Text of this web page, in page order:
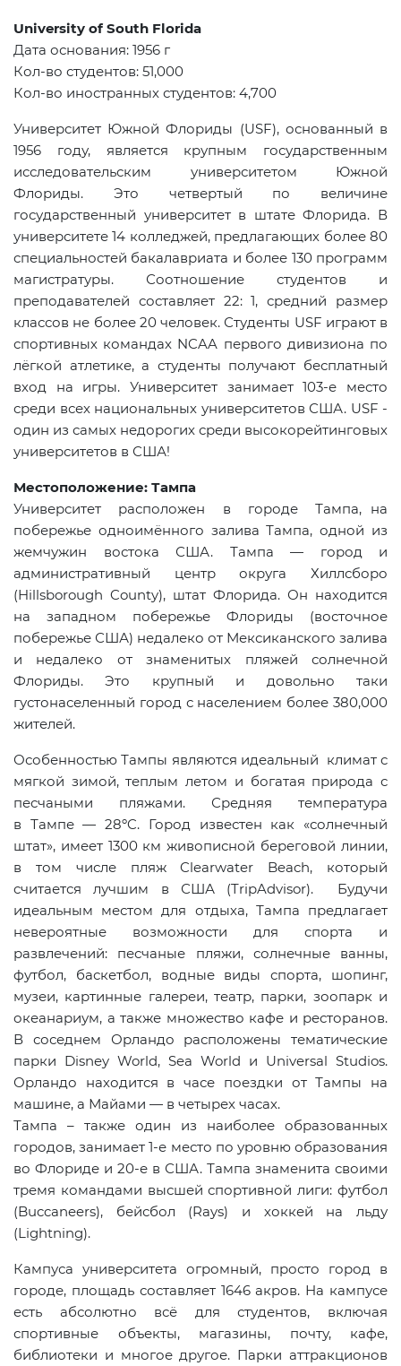
University of South Florida
Дата основания: 1956 г
Кол-во студентов: 51,000
Кол-во иностранных студентов: 4,700
Университет Южной Флориды (USF), основанный в
1956 году, является крупным государственным
исследовательским университетом Южной
Флориды. Это четвертый по величине
государственный университет в штате Флорида. В
университете 14 колледжей, предлагающих более 80
специальностей бакалавриата и более 130 программ
магистратуры. Соотношение студентов и
преподавателей составляет 22: 1, средний размер
классов не более 20 человек. Студенты USF играют в
спортивных командах NCAA первого дивизиона по
лёгкой атлетике, а студенты получают бесплатный
вход на игры. Университет занимает 103-е место
среди всех национальных университетов США. USF -
один из самых недорогих среди высокорейтинговых
университетов в США!
Местоположение: Тампа
Университет расположен в городе Тампа, на
побережье одноимённого залива Тампа, одной из
жемчужин востока США. Тампа — город и
административный центр округа Хиллсборо
(Hillsborough County), штат Флорида. Он находится
на западном побережье Флориды (восточное
побережье США) недалеко от Мексиканского залива
и недалеко от знаменитых пляжей солнечной
Флориды. Это крупный и довольно таки
густонаселенный город с населением более 380,000
жителей.
Особенностью Тампы являются идеальный климат с
мягкой зимой, теплым летом и богатая природа с
песчаными пляжами. Средняя температура
в Тампе — 28ºC. Город известен как «солнечный
штат», имеет 1300 км живописной береговой линии,
в том числе пляж Clearwater Beach, который
считается лучшим в США (TripAdvisor). Будучи
идеальным местом для отдыха, Тампа предлагает
невероятные возможности для спорта и
развлечений: песчаные пляжи, солнечные ванны,
футбол, баскетбол, водные виды спорта, шопинг,
музеи, картинные галереи, театр, парки, зоопарк и
океанариум, а также множество кафе и ресторанов.
В соседнем Орландо расположены тематические
парки Disney World, Sea World и Universal Studios.
Орландо находится в часе поездки от Тампы на
машине, а Майами — в четырех часах.
Тампа – также один из наиболее образованных
городов, занимает 1-е место по уровню образования
во Флориде и 20-е в США. Тампа знаменита своими
тремя командами высшей спортивной лиги: футбол
(Buccaneers), бейсбол (Rays) и хоккей на льду
(Lightning).
Кампуса университета огромный, просто город в
городе, площадь составляет 1646 акров. На кампусе
есть абсолютно всё для студентов, включая
спортивные объекты, магазины, почту, кафе,
библиотеки и многое другое. Парки аттракционов